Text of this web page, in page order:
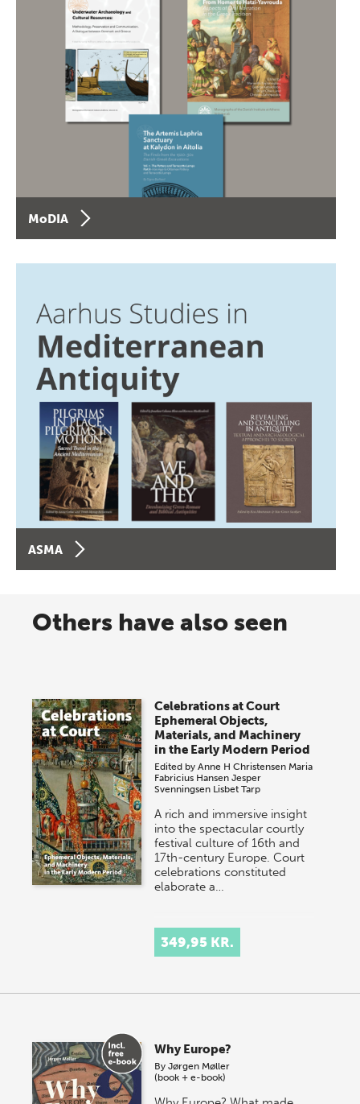
MoDIA
ASMA
Others have also seen
Celebrations at Court
Ephemeral Objects,
Materials, and Machinery
in the Early Modern Period
Edited byAnne H Christensen Maria
Fabricius Hansen Jesper
Svenningsen Lisbet Tarp
A rich and immersive insight
into the spectacular courtly
festival culture of 16th and
17th-century Europe. Court
celebrations constituted
elaborate a…
349,95 KR.
Why Europe?
ByJørgen Møller
(book + e-book)